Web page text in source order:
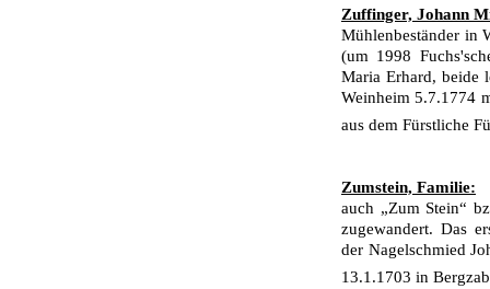
Zuffinger, Johann
Mühlenbeständer in
(um 1998
Maria Erhard,
Weinheim 5.7.1774
aus dem Fürstliche
Zumstein, Familie:
auch „Zum Stein“
zugewandert. Das
der Nagelschmied
13.1.1703 in